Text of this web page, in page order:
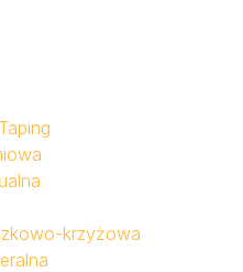
krzyżowa